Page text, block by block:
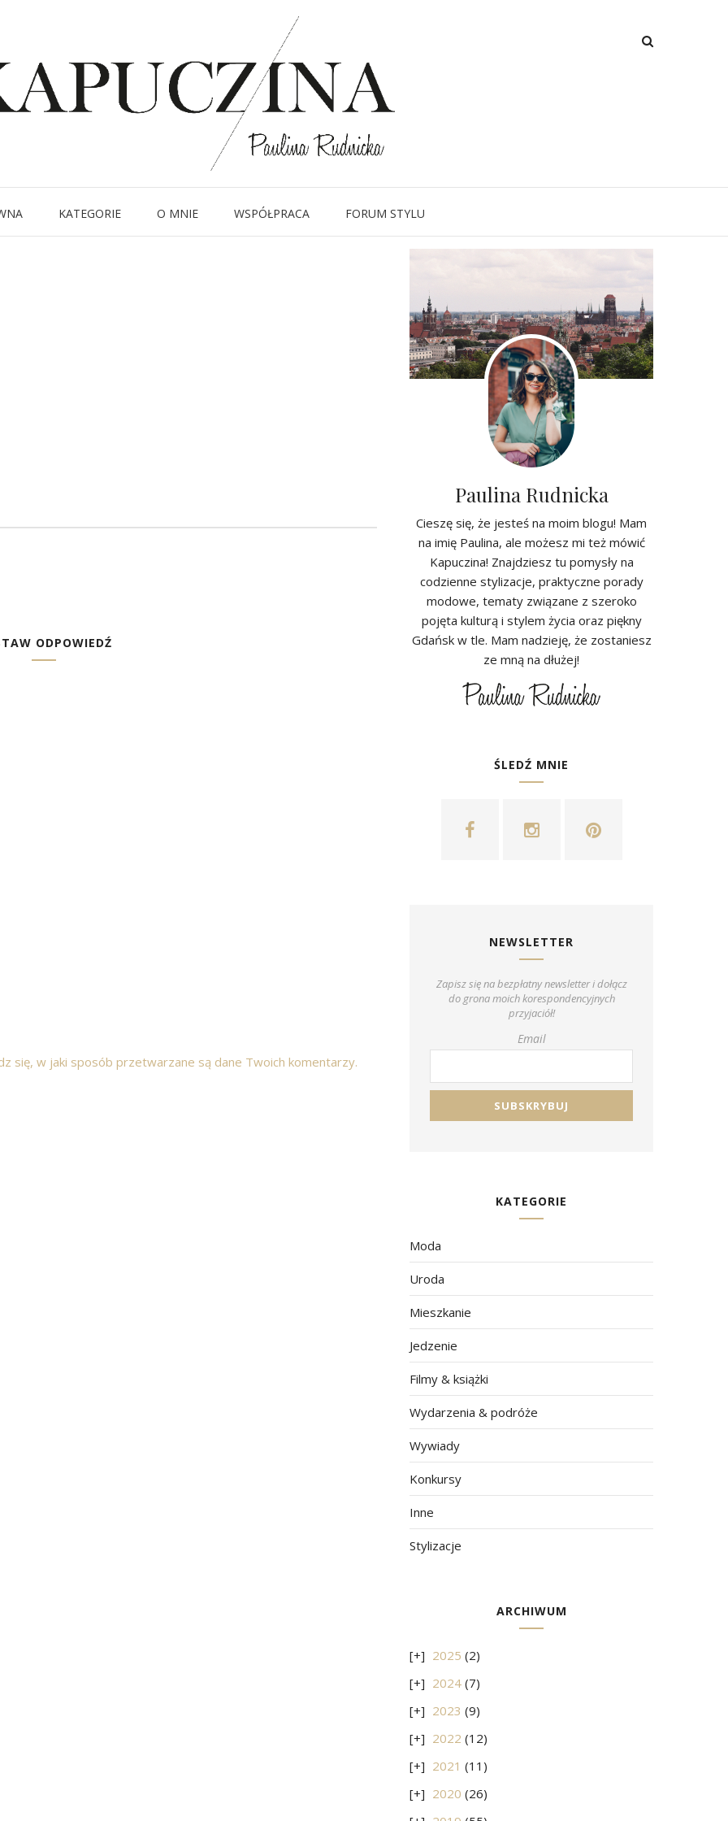
KATEGORIE O MNIE WSPÓŁPRACA FORUM STYLU
w pantere spodnica lniana
answear safari
Kapuczina
ODPOWIEDŹ
się, w jaki sposób przetwarzane są dane Twoich komentarzy.
Paulina Rudnicka
Cieszę się, że jesteś na moim blogu! Mam
na imię Paulina, ale możesz mi też mówić
Kapuczina! Znajdziesz tu pomysły na
codzienne stylizacje, praktyczne porady
modowe, tematy związane z szeroko
pojęta kulturą i stylem życia oraz piękny
Gdańsk w tle. Mam nadzieję, że zostaniesz
ze mną na dłużej!
ŚLEDŹ MNIE
NEWSLETTER
Zapisz się na bezpłatny newsletter i dołącz
do grona moich korespondencyjnych
przyjaciół!
Email
KATEGORIE
Moda
Uroda
Mieszkanie
Jedzenie
Filmy & książki
Wydarzenia & podróże
Wywiady
Konkursy
Inne
Stylizacje
ARCHIWUM
2025 (2)
2024 (7)
2023 (9)
2022 (12)
2021 (11)
2020 (26)